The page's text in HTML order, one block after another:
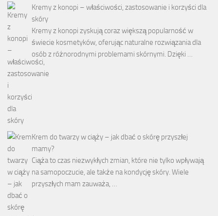
Kremy z konopi – właściwości, zastosowanie i korzyści dla
skóry
Kremy z konopi zyskują coraz większą popularność w
świecie kosmetyków, oferując naturalne rozwiązania dla
osób z różnorodnymi problemami skórnymi. Dzięki …
Krem do twarzy w ciąży – jak dbać o skórę przyszłej
mamy?
Ciąża to czas niezwykłych zmian, które nie tylko wpływają
na samopoczucie, ale także na kondycję skóry. Wiele
przyszłych mam zauważa, …